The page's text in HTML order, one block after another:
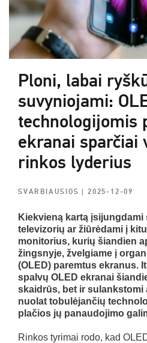
Ploni, labai
suvyniojami:
technologijomis
ekranai sparčiai
rinkos lyderius
SVARBIAUSIOS| 2025-12-09
Kiekvieną kartą
televizorių ar žiūrėdami į
monitorius, kurių šiandien
žingsnyje, žvelgiame į
(OLED) paremtus ekranus.
spalvų OLED ekranai
skaidrūs, bet ir sulankstomi
nuolat tobulėjančių
plačios jų panaudojimo
Rinkos tyrimai rodo, kad